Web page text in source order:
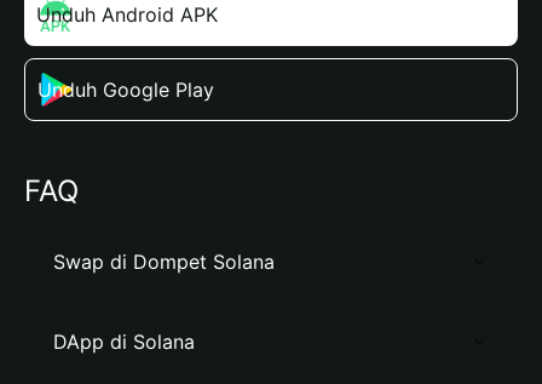
Unduh Android APK
Unduh Google Play
FAQ
Swap di Dompet Solana
DApp di Solana